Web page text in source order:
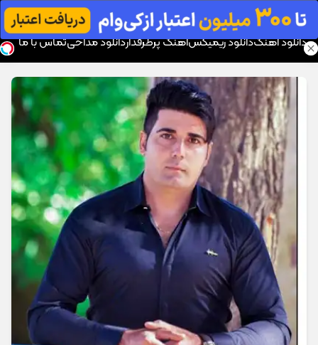
موزیک تار
دانلود آهنگدانلود ریمیکسآهنگ پرطرفداردانلود مداحیتماس با ما